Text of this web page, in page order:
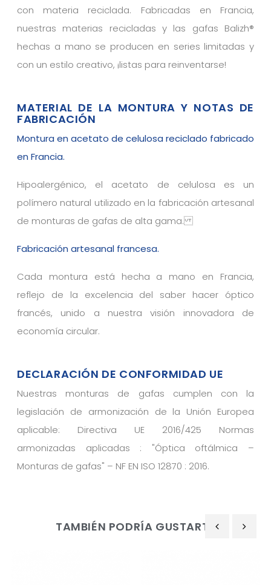
con materia reciclada. Fabricadas en Francia,
nuestras materias recicladas y las gafas Balizh®
hechas a mano se producen en series limitadas y
con un estilo creativo, ¡listas para reinventarse!
MATERIAL DE LA MONTURA Y NOTAS DE
FABRICACIÓN
Montura en acetato de celulosa reciclado fabricado
en Francia.
Hipoalergénico, el acetato de celulosa es un
polímero natural utilizado en la fabricación artesanal
de monturas de gafas de alta gama.
Fabricación artesanal francesa.
Cada montura está hecha a mano en Francia,
reflejo de la excelencia del saber hacer óptico
francés, unido a nuestra visión innovadora de
economía circular.
DECLARACIÓN DE CONFORMIDAD UE
Nuestras monturas de gafas cumplen con la
legislación de armonización de la Unión Europea
aplicable: Directiva UE 2016/425 Normas
armonizadas aplicadas : "Óptica oftálmica –
Monturas de gafas" – NF EN ISO 12870 : 2016.
TAMBIÉN PODRÍA GUSTARTE